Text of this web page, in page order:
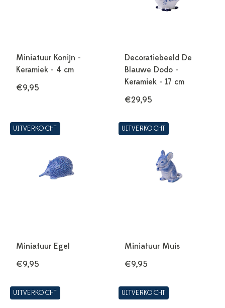
Miniatuur Konijn -
Keramiek - 4 cm
€9,95
Decoratiebeeld De
Blauwe Dodo -
Keramiek - 17 cm
€29,95
UITVERKOCHT
Miniatuur Egel
€9,95
UITVERKOCHT
Miniatuur Muis
€9,95
UITVERKOCHT UITVERKOCHT